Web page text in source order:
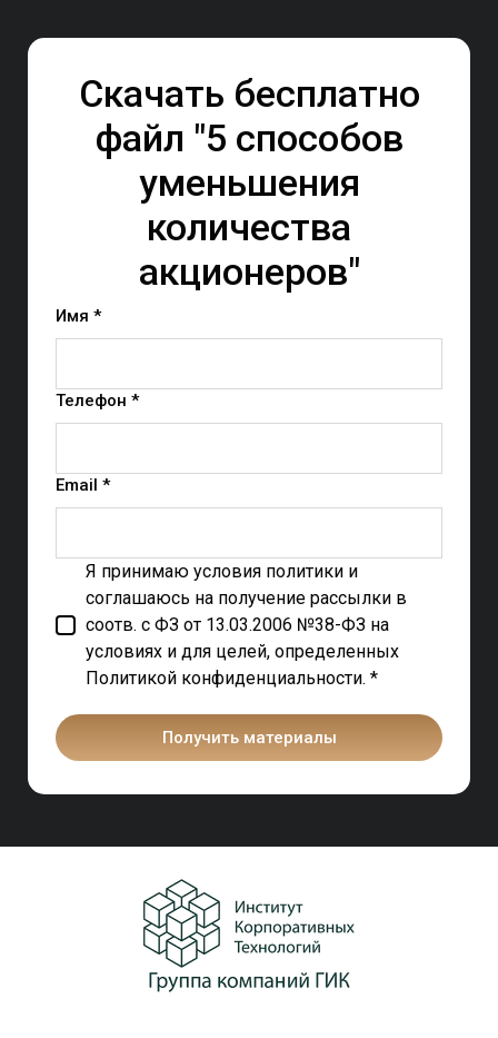
Скачать бесплатно
файл "5 способов
уменьшения
количества
акционеров"
Имя *
Телефон *
Email *
Я принимаю условия политики и
соглашаюсь на получение рассылки в
соотв. с ФЗ от 13.03.2006 №38-ФЗ на
условиях и для целей, определенных
Политикой конфиденциальности. *
Получить материалы